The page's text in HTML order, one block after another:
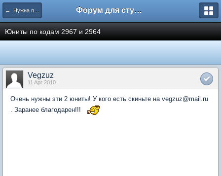
← Нужна помощь Форум для студента СГА
Юниты по кодам 2967 и 2964
Vegzuz
11 Apr 2010
Очень нужны эти 2 юниты! У кого есть скиньте на vegzuz@mail.ru
. Заранее благодарен!!!